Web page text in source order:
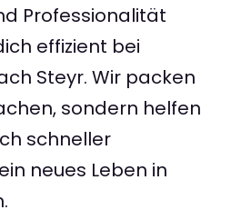
Professionalität
effizient bei
Steyr. Wir packen
sondern helfen
schneller
neues Leben in